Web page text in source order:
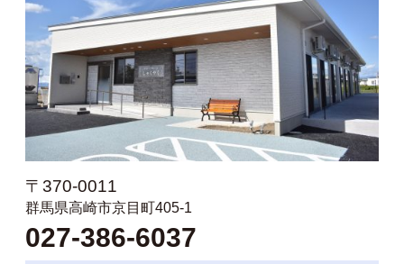
〒370-0011
群馬県高崎市京目町405-1
027-386-6037